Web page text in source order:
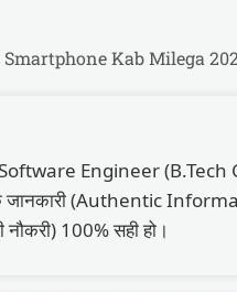
Engineer (B.Tech
(Authentic
नौकरी) 100% सही हो।